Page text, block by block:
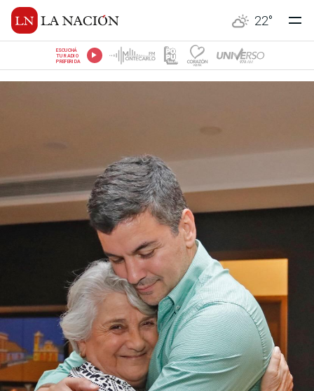
22°
ESCUCHÁ
TU RADIO
PREFERIDA